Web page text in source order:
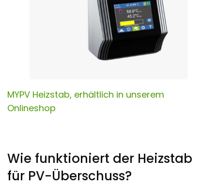
MYPV Heizstab, erhältlich in unserem
Onlineshop
Wie funktioniert der Heizstab
für PV-Überschuss?